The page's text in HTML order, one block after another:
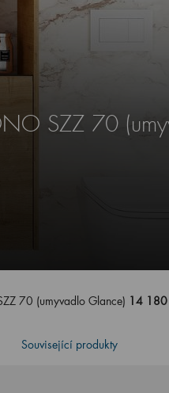
SZZ 70
70 (umyvadlo Glance) 14 180
Související produkty